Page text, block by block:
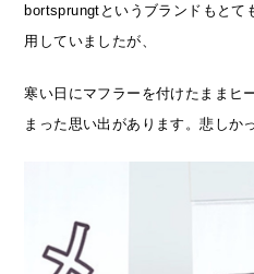
bortsprungtというブランドもとて
用していましたが、
寒い日にマフラーを付けたままヒ
まった思い出があります。悲しか